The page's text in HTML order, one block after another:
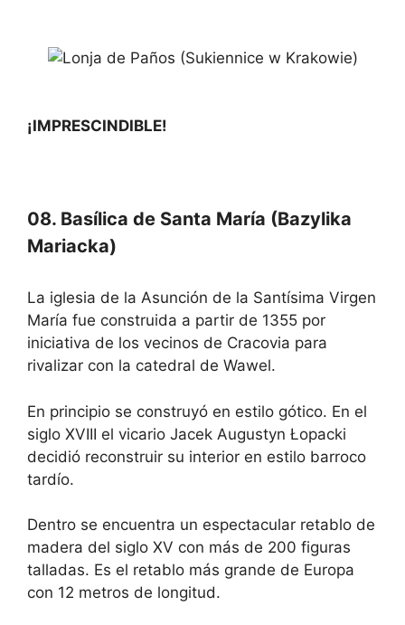
¡IMPRESCINDIBLE!
08. Basílica de Santa María (Bazylika
Mariacka)
La iglesia de la Asunción de la Santísima Virgen
María fue construida a partir de 1355 por
iniciativa de los vecinos de Cracovia para
rivalizar con la catedral de Wawel.
En principio se construyó en estilo gótico. En el
siglo XVIII el vicario Jacek Augustyn Łopacki
decidió reconstruir su interior en estilo barroco
tardío.
Dentro se encuentra un espectacular retablo de
madera del siglo XV con más de 200 figuras
talladas. Es el retablo más grande de Europa
con 12 metros de longitud.